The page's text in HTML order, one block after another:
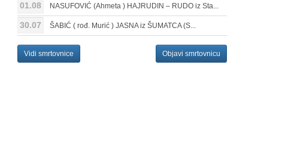
01.08 NASUFOVIĆ (Ahmeta ) HAJRUDIN – RUDO iz Sta...
30.07 ŠABIĆ ( rođ. Murić ) JASNA iz ŠUMATCA (S...
Vidi smrtovnice Objavi smrtovnicu